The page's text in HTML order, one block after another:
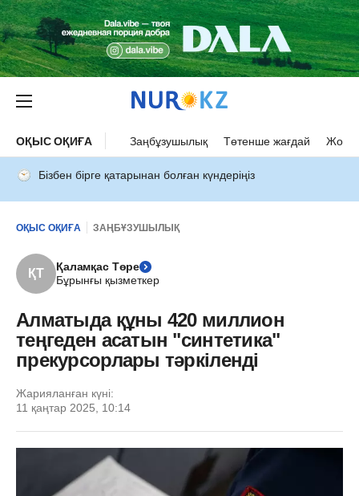
ОҚЫС ОҚИҒА Заңбұзушылық Төтенше жағдай Жол
Бізбен бірге қатарынан болған күндеріңіз
ОҚЫС ОҚИҒА ЗАҢБҰЗУШЫЛЫҚ
ҚТ
Қаламқас Төре
Бұрынғы қызметкер
Алматыда құны 420 миллион
теңгеден асатын "синтетика"
прекурсорлары тәркіленді
Жарияланған күні:
11 қаңтар 2025, 10:14